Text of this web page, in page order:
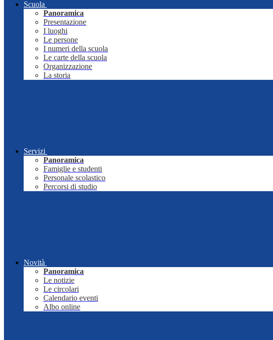
Scuola
Panoramica
Presentazione
I luoghi
Le persone
I numeri della scuola
Le carte della scuola
Organizzazione
La storia
Servizi
Panoramica
Famiglie e studenti
Personale scolastico
Percorsi di studio
Novità
Panoramica
Le notizie
Le circolari
Calendario eventi
Albo online